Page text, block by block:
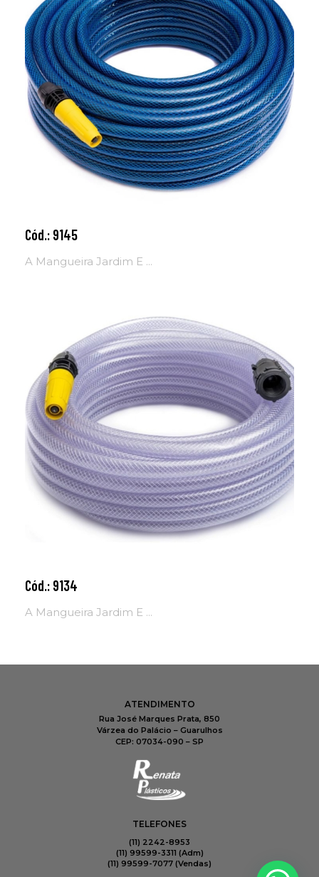
Cód.: 9145
A Mangueira Jardim E ...
Adicionar ao carrinho
Cód.: 9134
A Mangueira Jardim E ...
Adicionar ao carrinho
ATENDIMENTO
Rua José Marques Prata, 850
Várzea do Palácio – Guarulhos
CEP: 07034-090 – SP
TELEFONES
(11) 2242-8953
(11) 99599-3311 (Adm)
(11) 99599-7077​ (Vendas)